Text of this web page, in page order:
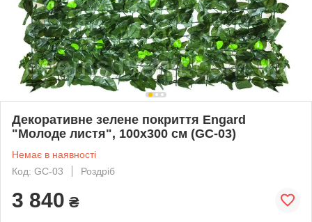
Декоративне зелене покриття Engard
"Молоде листя", 100х300 см (GC-03)
Немає в наявності
Код: GC-03
Роздріб
3 840 ₴